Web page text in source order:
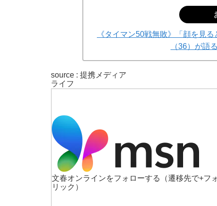
《タイマン50戦無敗》「顔を見
（36）が語
source : 提携メディア
ライフ
文春オンラインをフォローする
（遷移先で+フ
リック）